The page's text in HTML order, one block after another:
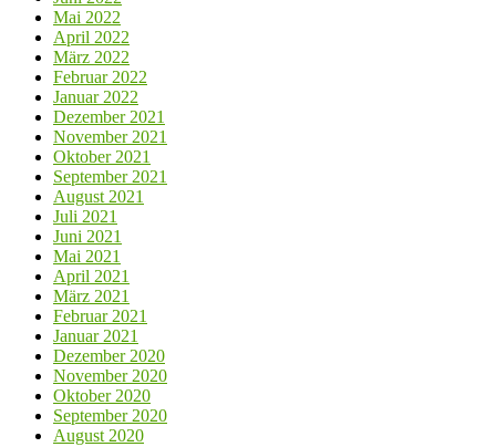
Mai 2022
April 2022
März 2022
Februar 2022
Januar 2022
Dezember 2021
November 2021
Oktober 2021
September 2021
August 2021
Juli 2021
Juni 2021
Mai 2021
April 2021
März 2021
Februar 2021
Januar 2021
Dezember 2020
November 2020
Oktober 2020
September 2020
August 2020